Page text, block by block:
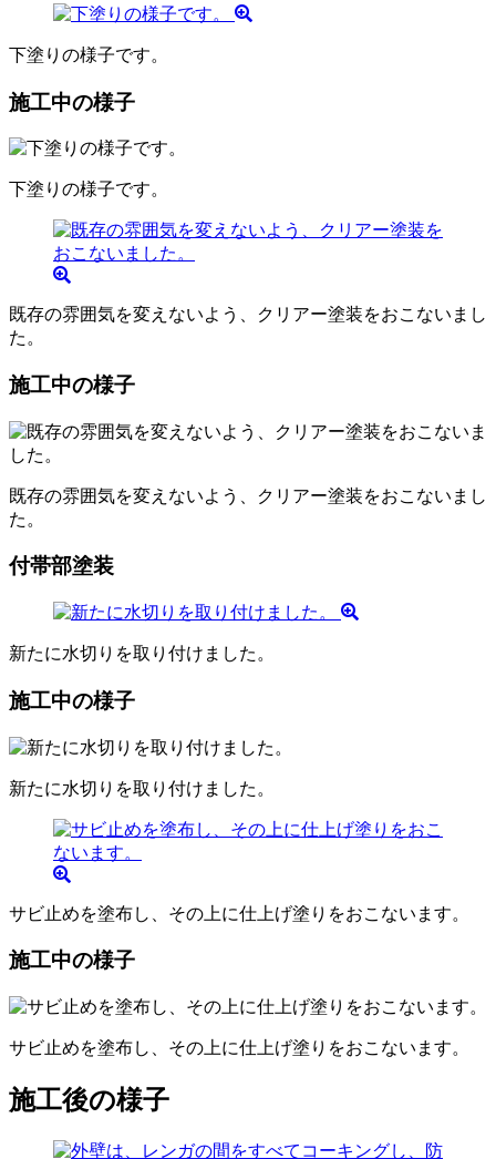
下塗りの様子です。
施工中の様子
下塗りの様子です。
既存の雰囲気を変えないよう、クリアー塗装をおこないまし
た。
施工中の様子
既存の雰囲気を変えないよう、クリアー塗装をおこないまし
た。
付帯部塗装
新たに水切りを取り付けました。
施工中の様子
新たに水切りを取り付けました。
サビ止めを塗布し、その上に仕上げ塗りをおこないます。
施工中の様子
サビ止めを塗布し、その上に仕上げ塗りをおこないます。
施工後の様子